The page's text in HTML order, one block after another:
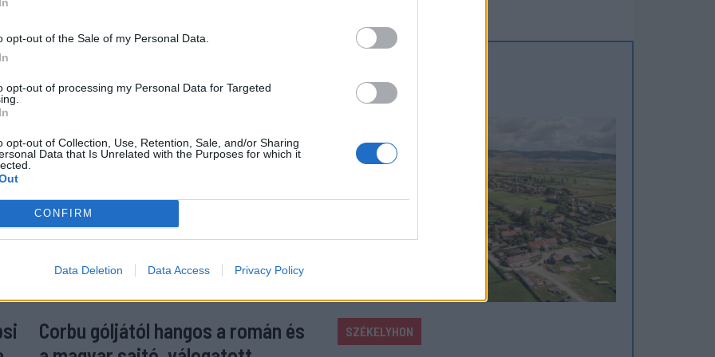
opt-out of the Sale of my Personal Data.
opt-out of processing my Personal Data for Targeted
opt-out of Collection, Use, Retention, Sale, and/or Sharing
Data that Is Unrelated with the Purposes for which it
CONFIRM
Data Deletion Data Access Privacy Policy
Corbu góljától hangos a román és
SZÉKELYHON